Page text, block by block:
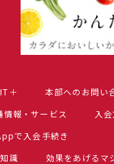
＋ 本部へのお問い
情報・サービス 入
で入会手続き
識
効果をあげるマ